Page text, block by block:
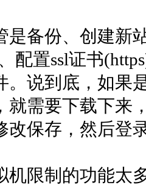
是备份、创建新
配置ssl证书
。说到底，如果
就需要下载下来
改保存，然后登
机限制的功能太